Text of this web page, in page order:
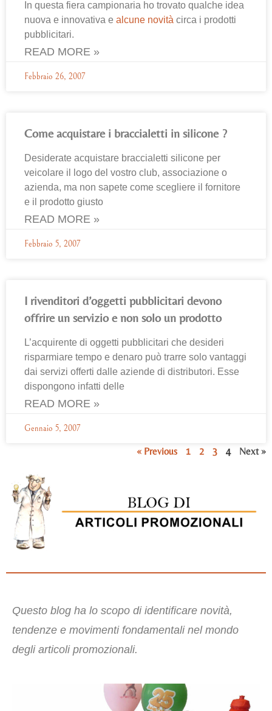
In questa fiera campionaria ho trovato qualche idea
nuova e innovativa e alcune novità circa i prodotti
pubblicitari.
READ MORE »
Febbraio 26, 2007
Come acquistare i braccialetti in silicone ?
Desiderate acquistare braccialetti silicone per
veicolare il logo del vostro club, associazione o
azienda, ma non sapete come scegliere il fornitore
e il prodotto giusto
READ MORE »
Febbraio 5, 2007
I rivenditori d’oggetti pubblicitari devono
offrire un servizio e non solo un prodotto
L’acquirente di oggetti pubblicitari che desideri
risparmiare tempo e denaro può trarre solo vantaggi
dai servizi offerti dalle aziende di distributori. Esse
dispongono infatti delle
READ MORE »
Gennaio 5, 2007
« Previous 1 2 3 4 Next »
Questo blog ha lo scopo di identificare novità,
tendenze e movimenti fondamentali nel mondo
degli articoli promozionali.